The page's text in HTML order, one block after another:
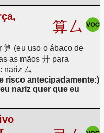
算厶
算 (eu uso o ábaco de
as mãos 廾 para
nariz 厶
risco antecipadamente:)
nariz quer que eu